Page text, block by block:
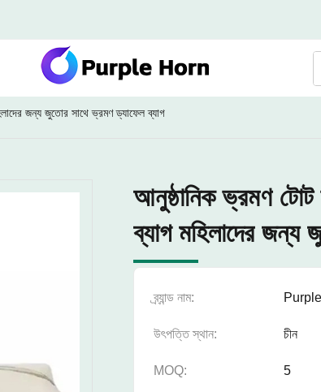
জন্য জুতোর সাথে ভ্রমণ ড্যাফেল ব্যাগ
আনুষ্ঠানিক ভ্রমণ টোট
ব্যাগ মহিলাদের জন্য
ব্র্যান্ড নাম:
উৎপত্তি স্থান: চীন
MOQ: 5